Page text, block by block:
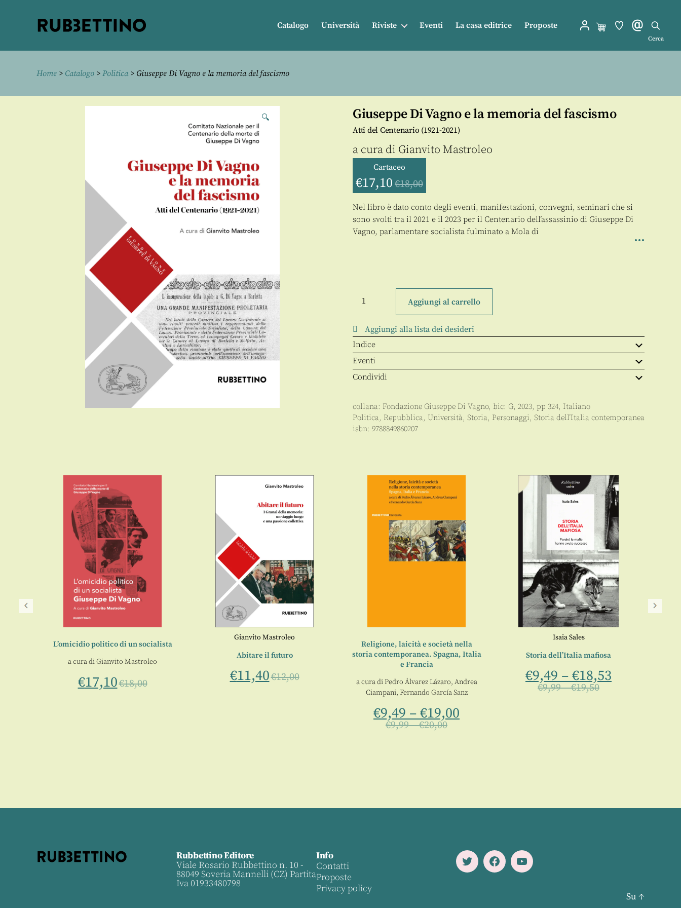
Catalogo Università Riviste Eventi La casa editrice Proposte
Cerca
Home > Catalogo > Politica> Giuseppe Di Vagno e la memoria del fascismo
🔍 Giuseppe Di Vagno e la memoria del fascismo
Atti del Centenario (1921-2021)
a cura di Gianvito Mastroleo
Cartaceo
€17,10 €18,00
Nel libro è dato conto degli eventi, manifestazioni, convegni, seminari che si
sono svolti tra il 2021 e il 2023 per il Centenario dell’assassinio di Giuseppe Di
Vagno, parlamentare socialista fulminato a Mola di
la
memoria
del
fascismo
quantità
Aggiungi al carrello
Aggiungi alla lista dei desideri
Indice
Eventi
Condividi
collana: Fondazione Giuseppe Di Vagno, bic: G, 2023, pp 324, Italiano
Politica, Repubblica, Università, Storia, Personaggi, Storia dell’Italia contemporanea
isbn: 9788849860207
L’omicidio politico di un socialista
a cura diGianvito Mastroleo
€17,10€18,00
Gianvito Mastroleo
Abitare il futuro
€11,40€12,00
Religione, laicità e società nella
storia contemporanea. Spagna, Italia
e Francia
a cura diPedro Álvarez Lázaro, Andrea
Ciampani, Fernando García Sanz
€9,49 – €19,00
€9,99–€20,00
Isaia Sales
Storia dell’Italia mafiosa
€9,49 – €18,53
€9,99–€19,50
Rubbettino Editore
Viale Rosario Rubbettino n. 10 -
88049 Soveria Mannelli (CZ) Partita
Iva 01933480798
Info
Contatti
Proposte
Privacy policy
TwitterFacebookYoutube
Su ↑